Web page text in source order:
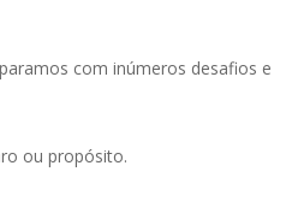
com inúmeros desafios e
ou propósito.